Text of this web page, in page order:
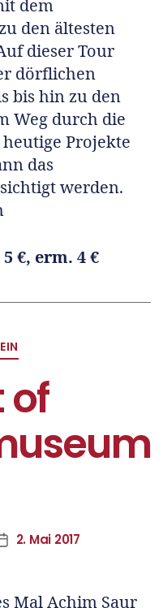
dem
den ältesten
dieser Tour
dörflichen
bis hin zu den
Weg durch die
Projekte
das
werden.
5 €, erm. 4 €
of
2. Mai 2017
Mal Achim Saur